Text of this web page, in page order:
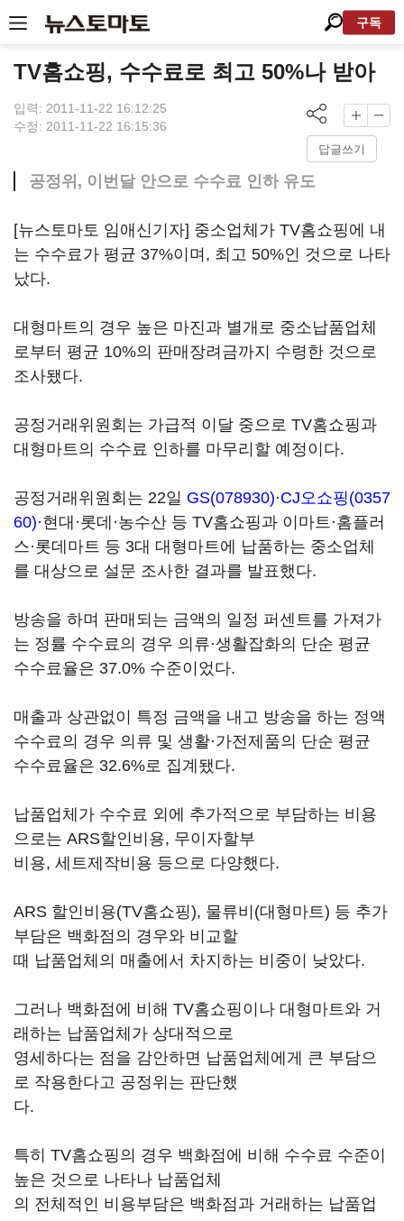
구독
TV홈쇼핑, 수수료로 최고 50%나 받아
입력: 2011-11-22 16:12:25
수정: 2011-11-22 16:15:36
답글쓰기
공정위, 이번달 안으로 수수료 인하 유도
[뉴스토마토 임애신기자] 중소업체가 TV홈쇼핑에 내
는 수수료가 평균 37%이며, 최고 50%인 것으로 나타
났다.
대형마트의 경우 높은 마진과 별개로 중소납품업체
로부터 평균 10%의 판매장려금까지 수령한 것으로
조사됐다.
공정거래위원회는 가급적 이달 중으로 TV홈쇼핑과
대형마트의 수수료 인하를 마무리할 예정이다.
공정거래위원회는 22일 GS(078930)·CJ오쇼핑(0357
60)·현대·롯데·농수산 등 TV홈쇼핑과 이마트·홈플러
스·롯데마트 등 3대 대형마트에 납품하는 중소업체
를 대상으로 설문 조사한 결과를 발표했다.
방송을 하며 판매되는 금액의 일정 퍼센트를 가져가
는 정률 수수료의 경우 의류·생활잡화의 단순 평균
수수료율은 37.0% 수준이었다.
매출과 상관없이 특정 금액을 내고 방송을 하는 정액
수수료의 경우 의류 및 생활·가전제품의 단순 평균
수수료율은 32.6%로 집계됐다.
납품업체가 수수료 외에 추가적으로 부담하는 비용
으로는 ARS할인비용, 무이자할부
비용, 세트제작비용 등으로 다양했다.
ARS 할인비용(TV홈쇼핑), 물류비(대형마트) 등 추가
부담은 백화점의 경우와 비교할
때 납품업체의 매출에서 차지하는 비중이 낮았다.
그러나 백화점에 비해 TV홈쇼핑이나 대형마트와 거
래하는 납품업체가 상대적으로
영세하다는 점을 감안하면 납품업체에게 큰 부담으
로 작용한다고 공정위는 판단했
다.
특히 TV홈쇼핑의 경우 백화점에 비해 수수료 수준이
높은 것으로 나타나 납품업체
의 전체적인 비용부담은 백화점과 거래하는 납품업